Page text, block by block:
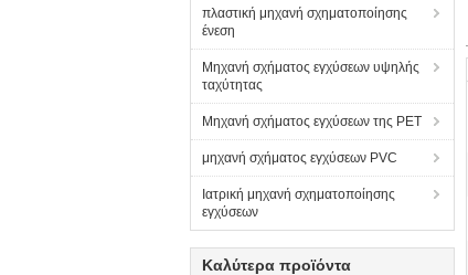
πλαστική μηχανή σχηματοποίησης
ένεση
Μηχανή σχήματος εγχύσεων υψηλής
ταχύτητας
Μηχανή σχήματος εγχύσεων της PET
μηχανή σχήματος εγχύσεων PVC
Ιατρική μηχανή σχηματοποίησης
εγχύσεων
Καλύτερα προϊόντα